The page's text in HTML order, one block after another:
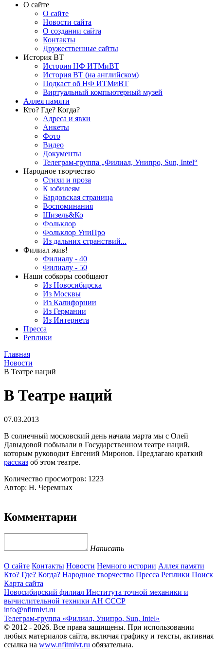
О сайте
О сайте
Новости сайта
О создании сайта
Контакты
Дружественные сайты
История ВТ
История НФ ИТМиВТ
История ВТ (на английском)
Подкаст об НФ ИТМиВТ
Виртуальный компьютерный музей
Аллея памяти
Кто? Где? Когда?
Адреса и явки
Анкеты
Фото
Видео
Документы
Телеграм-группа „Филиал, Унипро, Sun, Intel“
Народное творчество
Стихи и проза
К юбилеям
Бардовская страница
Воспоминания
Шизель&Ко
Фольклор
Фольклор УниПро
Из дальних странствий...
Филиал жив!
Филиалу - 40
Филиалу - 50
Наши собкоры сообщают
Из Новосибирска
Из Москвы
Из Калифорнии
Из Германии
Из Интернета
Пресса
Реплики
Главная
Новости
В Театре наций
В Театре наций
07.03.2013
В солнечный московский день начала марта мы с Олей
Давыдовой побывали в Государственном театре наций,
которым руководит Евгений Миронов. Предлагаю краткий
рассказ об этом театре.
Количество просмотров: 1223
Автор: Н. Черемных
Комментарии
Написать
О сайте Контакты Новости Немного истории Аллея памяти
Кто? Где? Когда? Народное творчество Пресса Реплики Поиск
Карта сайта
Новосибирский филиал Института точной механики и
вычислительной техники АН СССР
info@nfitmivt.ru
Телеграм-группа «Филиал, Унипро, Sun, Intel»
© 2012 - 2026. Все права защищены. При использовании
любых материалов сайта, включая графику и тексты, активная
ссылка на www.nfitmivt.ru обязательна.